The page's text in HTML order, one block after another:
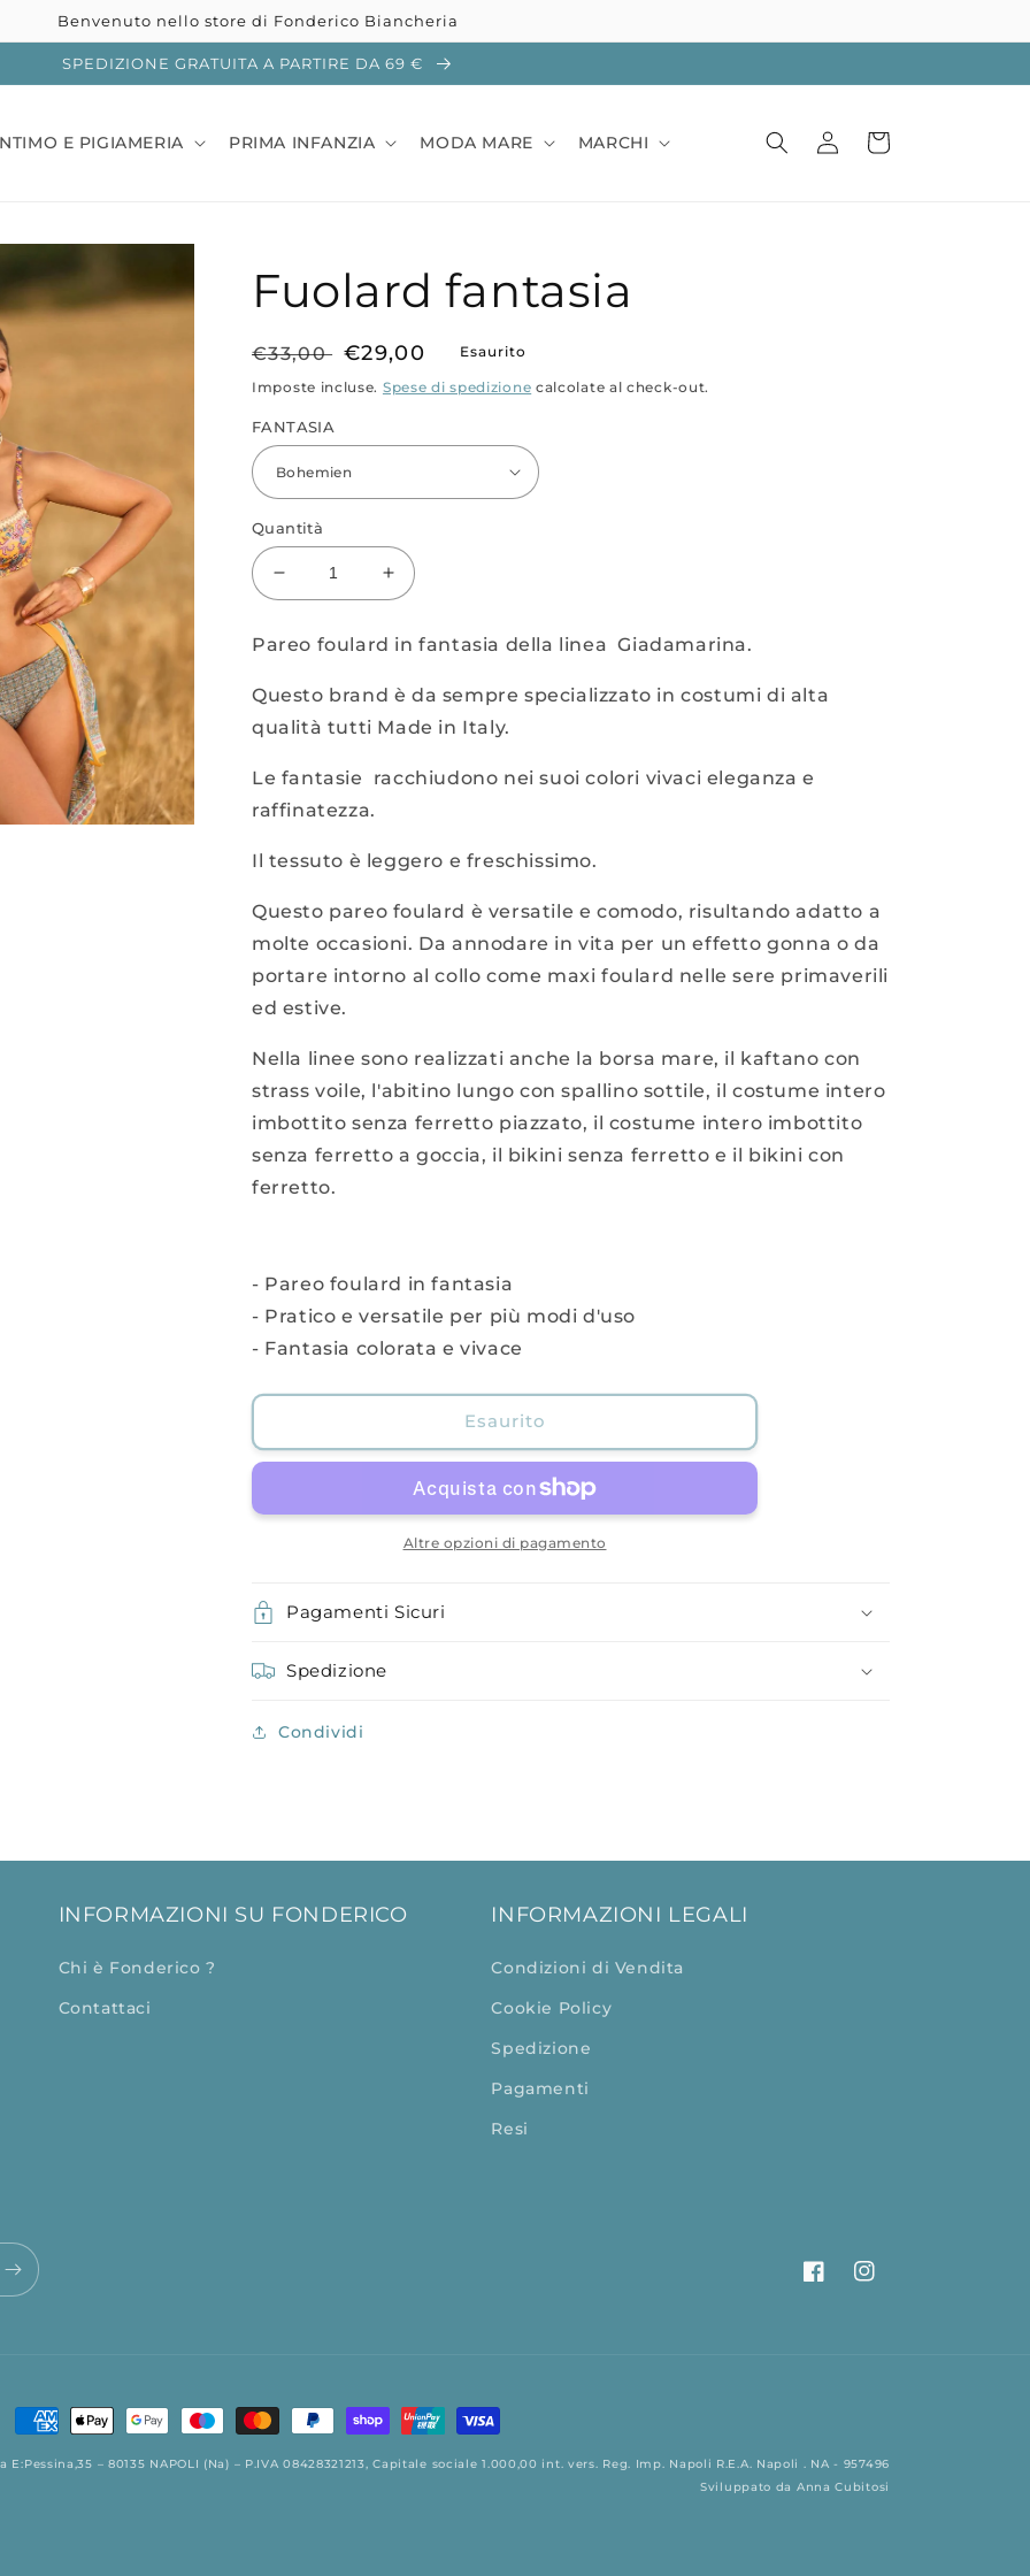
Benvenuto nello store di Fonderico Biancheria
SPEDIZIONE GRATUITA A PARTIRE DA 69 €
E PIGIAMERIA PRIMA INFANZIA MODA MARE MARCHI Accedi Carrello
Fuolard fantasia
Prezzo
di
listino
€33,00 Prezzo
scontato
€29,00 Esaurito
Imposte incluse. Spese di spedizione calcolate al check-out.
FANTASIA
Quantità
Diminuisci
quantità
Fuolard
Aumenta
quantità
Fuolard
Pareo foulard in fantasia della linea Giadamarina.
Questo brand è da sempre specializzato in costumi di alta
qualità tutti Made in Italy.
Le fantasie racchiudono nei suoi colori vivaci eleganza e
raffinatezza.
Il tessuto è leggero e freschissimo.
Questo pareo foulard è versatile e comodo, risultando adatto a
molte occasioni. Da annodare in vita per un effetto gonna o da
portare intorno al collo come maxi foulard nelle sere primaverili
ed estive.
Nella linee sono realizzati anche la borsa mare, il kaftano con
strass voile, l'abitino lungo con spallino sottile, il costume intero
imbottito senza ferretto piazzato, il costume intero imbottito
senza ferretto a goccia, il bikini senza ferretto e il bikini con
ferretto.
- Pareo foulard in fantasia
- Pratico e versatile per più modi d'uso
- Fantasia colorata e vivace
Esaurito
Altre opzioni di pagamento
Pagamenti Sicuri
Spedizione
Condividi
INFORMAZIONI SU FONDERICO
Chi è Fonderico ?
Contattaci
INFORMAZIONI LEGALI
Condizioni di Vendita
Cookie Policy
Spedizione
Pagamenti
Resi
FacebookInstagram
Metodi
– 80135 NAPOLI (Na) – P.IVA 08428321213, Capitale sociale 1.000,00 int. vers. Reg. Imp. Napoli R.E.A. Napoli . NA - 957496
Sviluppato da Anna Cubitosi